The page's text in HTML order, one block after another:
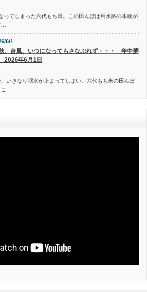
ってしまった六代もち田。この田んぼは用水路の本線が
6/1
、台風、いつになってもさなぶれず・・・ 年中夢
2026年6月1日
いきなり堰水が止まってしまい、六代もち米の田んぼ
…